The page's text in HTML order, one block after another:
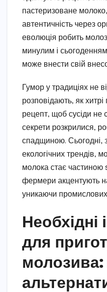
пастеризоване
автентичність через
еволюція робить
минулим і
може внести свій
Гумор у традиціях не
розповідають, як
рецепт, щоб сусіди не
секрети розкрилися,
спадщиною. Сьогодні,
екологічних трендів,
молока стає частиною
фермери акцентують
уникаючи промислових
Необхідні
для
молозива: